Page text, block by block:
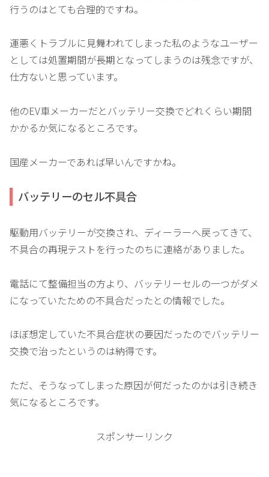
行うのはとても合理的ですね。
運悪くトラブルに見舞われてしまった私のようなユーザー
としては処置期間が長期となってしまうのは残念ですが、
仕方ないと思っています。
他のEV車メーカーだとバッテリー交換でどれくらい期間
かかるか気になるところです。
国産メーカーであれば早いんですかね。
バッテリーのセル不具合
駆動用バッテリーが交換され、ディーラーへ戻ってきて、
不具合の再現テストを行ったのちに連絡がありました。
電話にて整備担当の方より、バッテリーセルの一つがダメ
になっていたための不具合だったとの情報でした。
ほぼ想定していた不具合症状の要因だったのでバッテリー
交換で治ったというのは納得です。
ただ、そうなってしまった原因が何だったのかは引き続き
気になるところです。
スポンサーリンク